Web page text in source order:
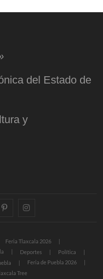
del Estado de
y
pinterestinstagram
Feria Tlaxcala 2026
Deportes
Política
Feria de Puebla 2026
Tree